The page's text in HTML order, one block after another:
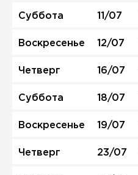
Суббота 11/07
Воскресенье 12/07
Четверг 16/07
Суббота 18/07
Воскресенье 19/07
Четверг 23/07